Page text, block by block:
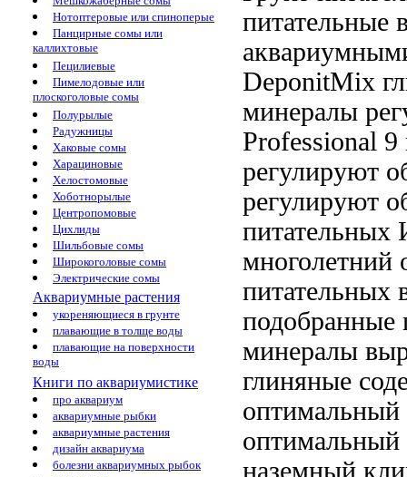
Нотоптеровые или спиноперые
Панцирные сомы или
каллихтовые
Пецилиевые
Пимелодовые или
плоскоголовые сомы
Полурылые
Радужницы
Хаковые сомы
Харациновые
Хелостомовые
Хоботнорылые
Центропомовые
Цихлиды
Шильбовые сомы
Широкоголовые сомы
Электрические сомы
Аквариумные растения
укореняющиеся в грунте
плавающие в толще воды
плавающие на поверхности
воды
Книги по аквариумистике
про аквариум
аквариумные рыбки
аквариумные растения
дизайн аквариума
болезни аквариумных рыбок
питательные
DeponitMix
минералы
Professional 9
регулируют
регулируют
питательных
многолетний
питательных
подобранные
минералы
глиняные
наземный